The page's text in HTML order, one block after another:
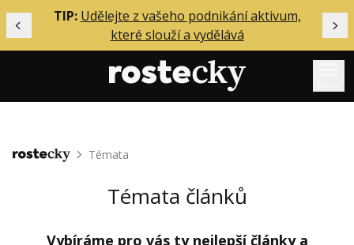
Předchozí
TIP: Udělejte z vašeho podnikání aktivum,
které slouží a vydělává
Podcasty
Domů Témata
Témata článků
Vybíráme pro vás ty nejlepší články a